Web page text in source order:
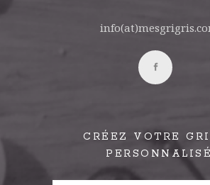
CRÉEZ VOTRE
PERSONNALISÉ